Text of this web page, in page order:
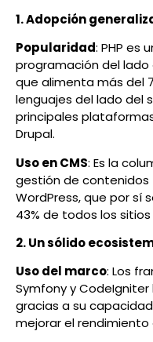
1. Adopción
Popularidad: PHP es
programación del lado
que alimenta más del
lenguajes del lado del
principales
Drupal.
Uso en CMS: Es la
gestión de contenidos
WordPress, que por sí
43% de todos los
2. Un sólido
Uso del marco: Los
Symfony y
gracias a su
mejorar el rendimiento